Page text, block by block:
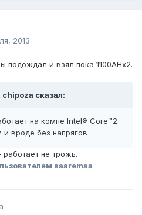
2013
подождал и взял пока 1100AHx2.
сказал:
на компе Intel® Core™2
и вроде без напрягов
не трожь.
saaremaa